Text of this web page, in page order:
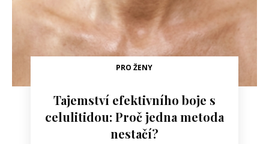
PRO ŽENY
Tajemství efektivního boje s
celulitidou: Proč jedna metoda
nestačí?